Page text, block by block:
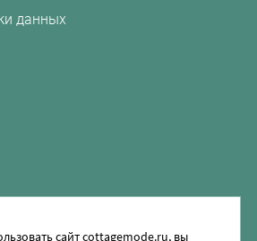
данных
© 2020-2026 Все права защищены.
сайт cottagemode.ru, вы